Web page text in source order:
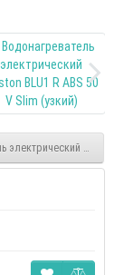
электрический